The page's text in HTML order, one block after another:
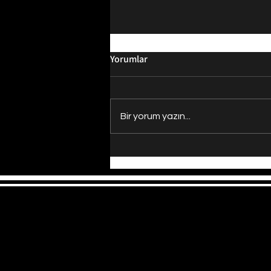
Evrenin Merkezi Nerede?
Yorumlar
Bir yorum yazın...